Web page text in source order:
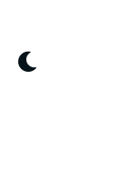
content